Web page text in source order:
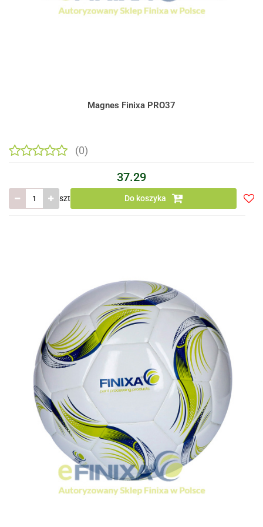
Magnes Finixa PRO37
(0)
37.29
szt Do koszyka